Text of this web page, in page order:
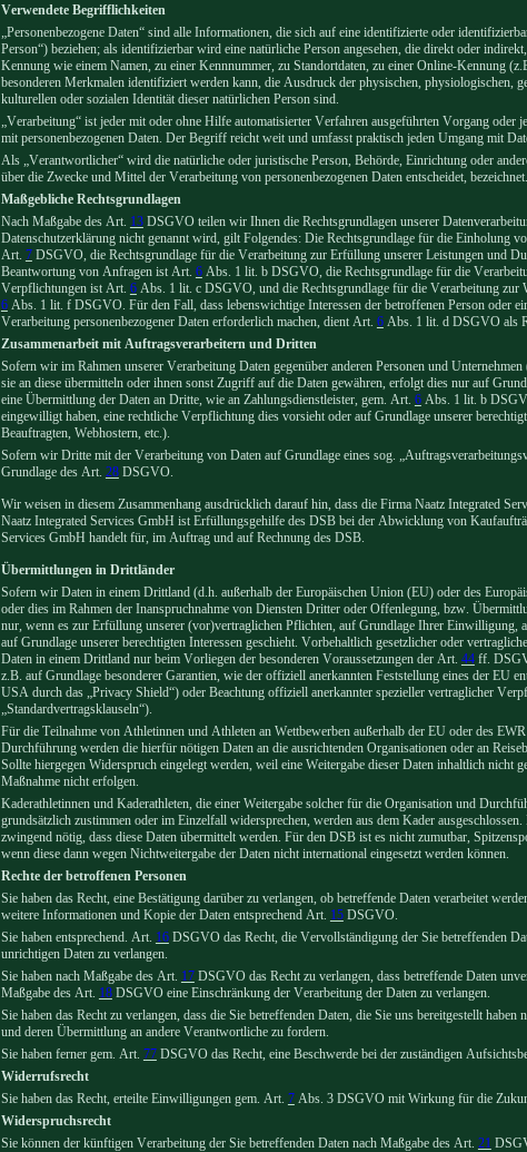
Verwendete Begrifflichkeiten
„Personenbezogene Daten“ sind alle Informationen, die sich auf eine identifizierte oder
Person“) beziehen; als identifizierbar wird eine natürliche Person angesehen, die direkt oder
Kennung wie einem Namen, zu einer Kennnummer, zu Standortdaten, zu einer Online-Kennung
besonderen Merkmalen identifiziert werden kann, die Ausdruck der physischen, physiologischen,
kulturellen oder sozialen Identität dieser natürlichen Person sind.
„Verarbeitung“ ist jeder mit oder ohne Hilfe automatisierter Verfahren ausgeführten Vorgang oder
mit personenbezogenen Daten. Der Begriff reicht weit und umfasst praktisch jeden Umgang mit
Als „Verantwortlicher“ wird die natürliche oder juristische Person, Behörde, Einrichtung oder
über die Zwecke und Mittel der Verarbeitung von personenbezogenen Daten entscheidet, bezeichnet.
Maßgebliche Rechtsgrundlagen
Nach Maßgabe des Art. 13DSGVO teilen wir Ihnen die Rechtsgrundlagen unserer
Datenschutzerklärung nicht genannt wird, gilt Folgendes: Die Rechtsgrundlage für die Einholung
Art. 7DSGVO, die Rechtsgrundlage für die Verarbeitung zur Erfüllung unserer Leistungen und
Beantwortung von Anfragen ist Art. 6Abs. 1 lit. b DSGVO, die Rechtsgrundlage für die
Verpflichtungen ist Art. 6Abs. 1 lit. c DSGVO, und die Rechtsgrundlage für die Verarbeitung zur
6Abs. 1 lit. f DSGVO. Für den Fall, dass lebenswichtige Interessen der betroffenen Person oder
Verarbeitung personenbezogener Daten erforderlich machen, dient Art. 6Abs. 1 lit. d DSGVO als
Zusammenarbeit mit Auftragsverarbeitern und Dritten
Sofern wir im Rahmen unserer Verarbeitung Daten gegenüber anderen Personen und
sie an diese übermitteln oder ihnen sonst Zugriff auf die Daten gewähren, erfolgt dies nur auf
eine Übermittlung der Daten an Dritte, wie an Zahlungsdienstleister, gem. Art. 6Abs. 1 lit. b
eingewilligt haben, eine rechtliche Verpflichtung dies vorsieht oder auf Grundlage unserer
Beauftragten, Webhostern, etc.).
Sofern wir Dritte mit der Verarbeitung von Daten auf Grundlage eines sog.
Grundlage des Art. 28DSGVO.
Wir weisen in diesem Zusammenhang ausdrücklich darauf hin, dass die Firma Naatz Integrated
Naatz Integrated Services GmbH ist Erfüllungsgehilfe des DSB bei der Abwicklung von
Services GmbH handelt für, im Auftrag und auf Rechnung des DSB.
Übermittlungen in Drittländer
Sofern wir Daten in einem Drittland (d.h. außerhalb der Europäischen Union (EU) oder des
oder dies im Rahmen der Inanspruchnahme von Diensten Dritter oder Offenlegung, bzw.
nur, wenn es zur Erfüllung unserer (vor)vertraglichen Pflichten, auf Grundlage Ihrer Einwilligung,
auf Grundlage unserer berechtigten Interessen geschieht. Vorbehaltlich gesetzlicher oder
Daten in einem Drittland nur beim Vorliegen der besonderen Voraussetzungen der Art. 44ff.
z.B. auf Grundlage besonderer Garantien, wie der offiziell anerkannten Feststellung eines der EU
USA durch das „Privacy Shield“) oder Beachtung offiziell anerkannter spezieller vertraglicher
„Standardvertragsklauseln“).
Für die Teilnahme von Athletinnen und Athleten an Wettbewerben außerhalb der EU oder des
Durchführung werden die hierfür nötigen Daten an die ausrichtenden Organisationen oder an
Sollte hiergegen Widerspruch eingelegt werden, weil eine Weitergabe dieser Daten inhaltlich nicht
Maßnahme nicht erfolgen.
Kaderathletinnen und Kaderathleten, die einer Weitergabe solcher für die Organisation und
grundsätzlich zustimmen oder im Einzelfall widersprechen, werden aus dem Kader
zwingend nötig, dass diese Daten übermittelt werden. Für den DSB ist es nicht zumutbar,
wenn diese dann wegen Nichtweitergabe der Daten nicht international eingesetzt werden können.
Rechte der betroffenen Personen
Sie haben das Recht, eine Bestätigung darüber zu verlangen, ob betreffende Daten verarbeitet
weitere Informationen und Kopie der Daten entsprechend Art. 15DSGVO.
Sie haben entsprechend. Art. 16DSGVO das Recht, die Vervollständigung der Sie betreffenden
unrichtigen Daten zu verlangen.
Sie haben nach Maßgabe des Art. 17DSGVO das Recht zu verlangen, dass betreffende Daten
Maßgabe des Art. 18DSGVO eine Einschränkung der Verarbeitung der Daten zu verlangen.
Sie haben das Recht zu verlangen, dass die Sie betreffenden Daten, die Sie uns bereitgestellt haben
und deren Übermittlung an andere Verantwortliche zu fordern.
Sie haben ferner gem. Art. 77DSGVO das Recht, eine Beschwerde bei der zuständigen
Widerrufsrecht
Sie haben das Recht, erteilte Einwilligungen gem. Art. 7Abs. 3 DSGVO mit Wirkung für die
Widerspruchsrecht
Sie können der künftigen Verarbeitung der Sie betreffenden Daten nach Maßgabe des Art. 21